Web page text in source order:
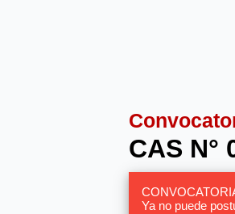
CAS N°
Ya no puede